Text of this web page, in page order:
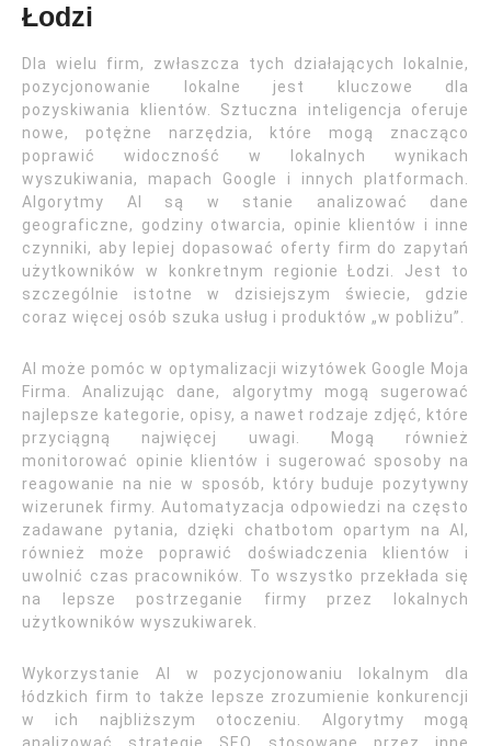
Łodzi
Dla wielu firm, zwłaszcza tych działających lokalnie,
pozycjonowanie lokalne jest kluczowe dla
pozyskiwania klientów. Sztuczna inteligencja oferuje
nowe, potężne narzędzia, które mogą znacząco
poprawić widoczność w lokalnych wynikach
wyszukiwania, mapach Google i innych platformach.
Algorytmy AI są w stanie analizować dane
geograficzne, godziny otwarcia, opinie klientów i inne
czynniki, aby lepiej dopasować oferty firm do zapytań
użytkowników w konkretnym regionie Łodzi. Jest to
szczególnie istotne w dzisiejszym świecie, gdzie
coraz więcej osób szuka usług i produktów „w pobliżu”.
AI może pomóc w optymalizacji wizytówek Google Moja
Firma. Analizując dane, algorytmy mogą sugerować
najlepsze kategorie, opisy, a nawet rodzaje zdjęć, które
przyciągną najwięcej uwagi. Mogą również
monitorować opinie klientów i sugerować sposoby na
reagowanie na nie w sposób, który buduje pozytywny
wizerunek firmy. Automatyzacja odpowiedzi na często
zadawane pytania, dzięki chatbotom opartym na AI,
również może poprawić doświadczenia klientów i
uwolnić czas pracowników. To wszystko przekłada się
na lepsze postrzeganie firmy przez lokalnych
użytkowników wyszukiwarek.
Wykorzystanie AI w pozycjonowaniu lokalnym dla
łódzkich firm to także lepsze zrozumienie konkurencji
w ich najbliższym otoczeniu. Algorytmy mogą